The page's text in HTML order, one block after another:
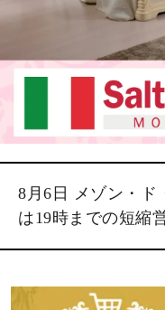
8月6日 メゾン・ド
は19時までの短縮